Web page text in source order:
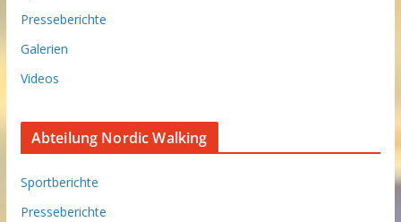
Presseberichte
Galerien
Videos
Abteilung Nordic Walking
Sportberichte
Presseberichte